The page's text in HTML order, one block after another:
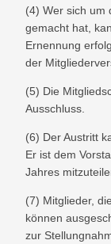
(4) Wer sich um
gemacht hat,
Ernennung
der
(5) Die
Ausschluss.
(6) Der Austritt
Er ist dem
Jahres
(7) Mitglieder,
können
zur